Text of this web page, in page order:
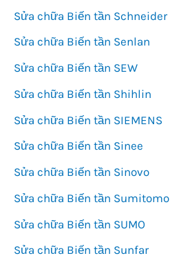
Sửa chữa Biến tần Schneider
Sửa chữa Biến tần Senlan
Sửa chữa Biến tần SEW
Sửa chữa Biến tần Shihlin
Sửa chữa Biến tần SIEMENS
Sửa chữa Biến tần Sinee
Sửa chữa Biến tần Sinovo
Sửa chữa Biến tần Sumitomo
Sửa chữa Biến tần SUMO
Sửa chữa Biến tần Sunfar